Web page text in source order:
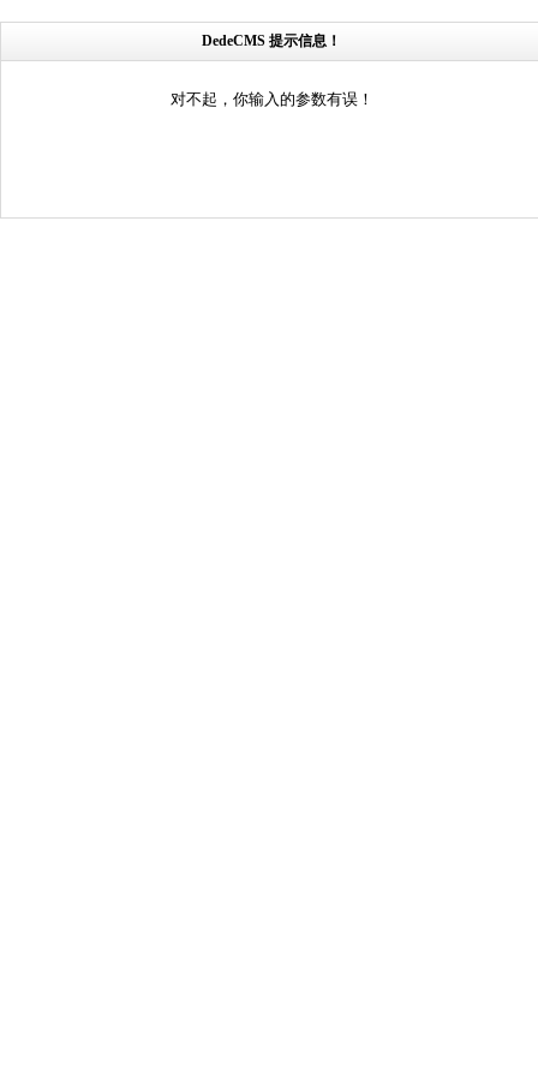
DedeCMS 提示信息！
对不起，你输入的参数有误！